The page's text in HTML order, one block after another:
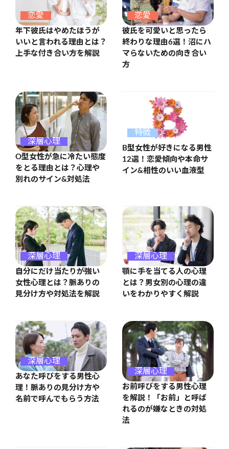
恋愛
年下彼氏はやめたほうが
いいと言われる理由とは？
上手な付き合い方を解説
恋愛
彼氏を可愛いと思ったら
終わりな理由6選！沼にハ
マらないための向き合い
方
深層心理
O型女性が急に冷たい態度
をとる理由とは？心理や
別れのサイン&対処法
特徴
B型女性が好きになる男性
12選！恋愛傾向や本命サ
イン&相性のいい血液型
深層心理
自分にだけ当たりが強い
女性心理とは？脈ありの
見分け方や対処法を解説
深層心理
顎に手を当てる人の心理
とは？男女別の心理の違
いをわかりやすく解説
深層心理
あなた呼びをする男性心
理！脈ありの見分け方や
名前で呼んでもらう方法
深層心理
お前呼びをする男性心理
を解説！「お前」と呼ば
れるのが嫌なときの対処
法